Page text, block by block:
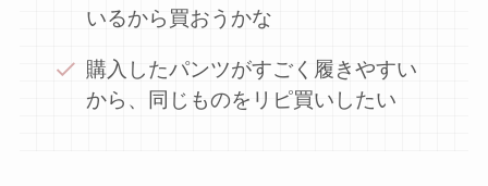
いるから買おうかな
購入したパンツがすごく履きやすい
から、同じものをリピ買いしたい